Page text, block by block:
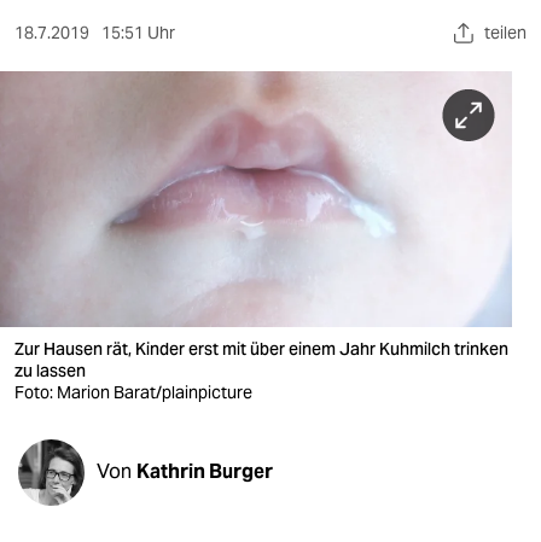
sport
veranstaltungen
shop
fragen & hilfe
unterstützen
18.7.2019 15:51 Uhr teilen
Zur Hausen rät, Kinder erst mit über einem Jahr Kuhmilch trinken
zu lassen
Foto: Marion Barat/plainpicture
Von Kathrin Burger